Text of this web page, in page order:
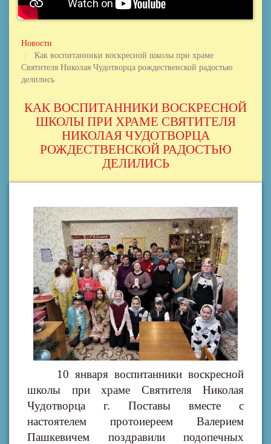
Новости
Как воспитанники воскресной школы при храме
Святителя Николая Чудотворца рождественской радостью
делились
КАК ВОСПИТАННИКИ ВОСКРЕСНОЙ
ШКОЛЫ ПРИ ХРАМЕ СВЯТИТЕЛЯ
НИКОЛАЯ ЧУДОТВОРЦА
РОЖДЕСТВЕНСКОЙ РАДОСТЬЮ
ДЕЛИЛИСЬ
10 января воспитанники воскресной
школы при храме Святителя Николая
Чудотворца г. Поставы вместе с
настоятелем протоиереем Валерием
Пашкевичем поздравили подопечных